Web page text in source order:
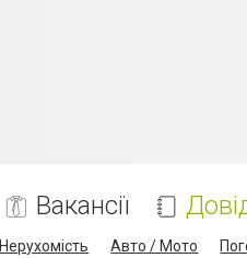
Вакансії
Нерухомість Авто / Мото